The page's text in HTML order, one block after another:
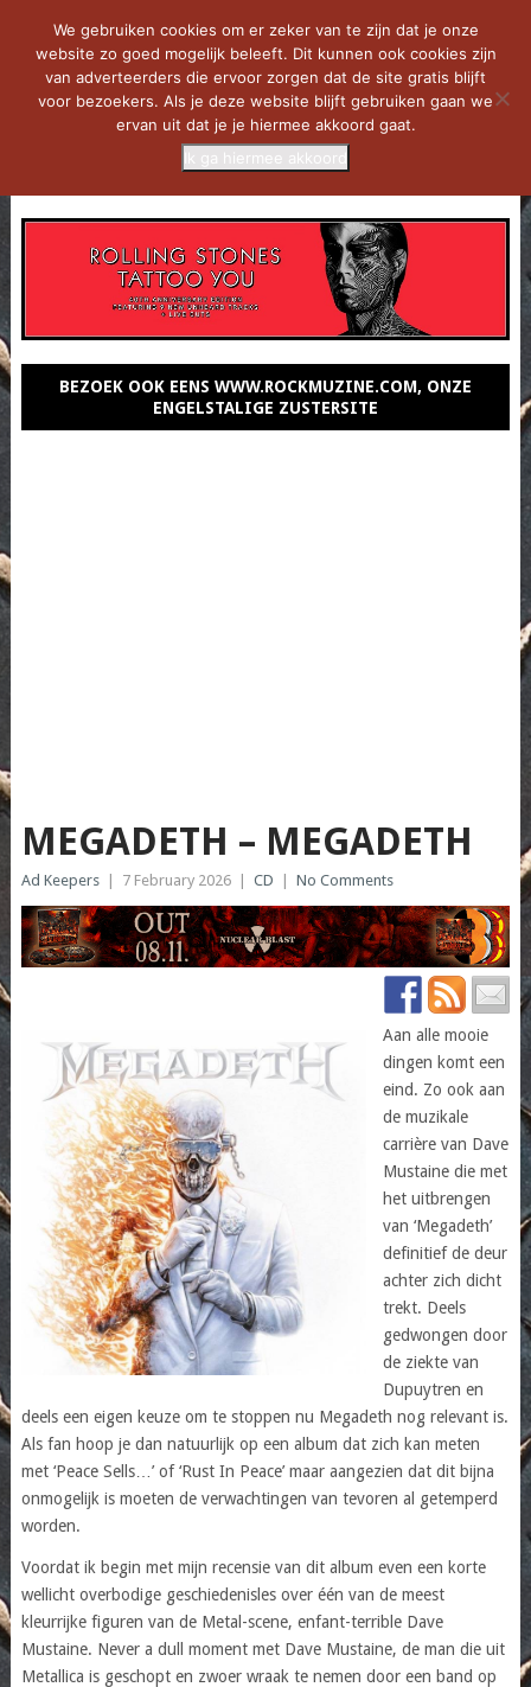
BEZOEK OOK EENS WWW.ROCKMUZINE.COM, ONZE
ENGELSTALIGE ZUSTERSITE
MEGADETH – MEGADETH
Ad Keepers 7 February 2026 CD No Comments
Aan alle mooie
dingen komt een
eind. Zo ook aan
de muzikale
carrière van Dave
Mustaine die met
het uitbrengen
van ‘Megadeth’
definitief de deur
achter zich dicht
trekt. Deels
gedwongen door
de ziekte van
Dupuytren en
deels een eigen keuze om te stoppen nu Megadeth nog relevant is.
Als fan hoop je dan natuurlijk op een album dat zich kan meten
met ‘Peace Sells…’ of ‘Rust In Peace’ maar aangezien dat dit bijna
onmogelijk is moeten de verwachtingen van tevoren al getemperd
worden.
Voordat ik begin met mijn recensie van dit album even een korte
wellicht overbodige geschiedenisles over één van de meest
kleurrijke figuren van de Metal-scene, enfant-terrible Dave
Mustaine. Never a dull moment met Dave Mustaine, de man die uit
Metallica is geschopt en zwoer wraak te nemen door een band op
We gebruiken cookies om er zeker van te zijn dat je onze
website zo goed mogelijk beleeft. Dit kunnen ook cookies zijn
van adverteerders die ervoor zorgen dat de site gratis blijft
voor bezoekers. Als je deze website blijft gebruiken gaan we
ervan uit dat je je hiermee akkoord gaat.
Ik ga hiermee akkoord